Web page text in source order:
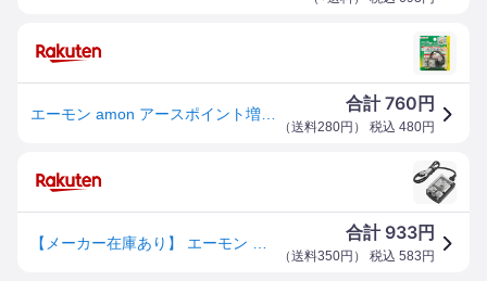
合計760 円
（送料280円 ） 税込 480円
合計 933円
（送料350円 ） 税込 583 円